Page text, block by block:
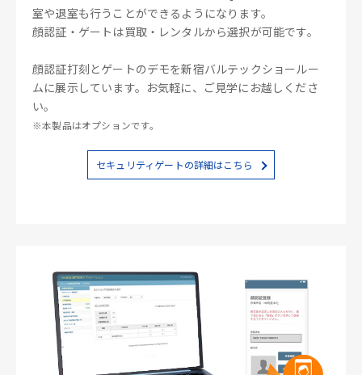
室や退室も行うことができるようになります。
顔認証・ゲートは買取・レンタルから選択が可能です。
顔認証打刻とゲートのデモを新宿バルテックショールー
ムに展示しています。お気軽に、ご見学にお越しくださ
い。
※本製品はオプションです。
セキュリティゲートの詳細はこちら